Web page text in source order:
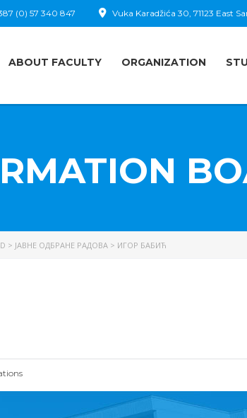
Vuka Karadžića 30, 71123 East
(0) 57 340 847
ABOUT FACULTY ORGANIZATION
> ЈАВНЕ ОДБРАНЕ РАДОВА > ИГОР БАБИЋ